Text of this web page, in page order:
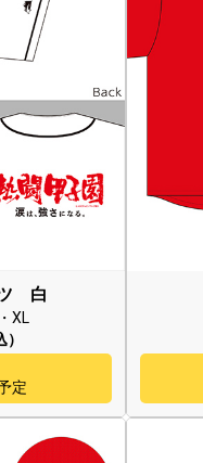
白
XL
定